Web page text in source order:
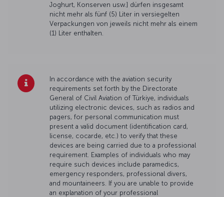
Joghurt, Konserven usw.] dürfen insgesamt
nicht mehr als fünf (5) Liter in versiegelten
Verpackungen von jeweils nicht mehr als einem
(1) Liter enthalten.
In accordance with the aviation security
requirements set forth by the Directorate
General of Civil Aviation of Türkiye, individuals
utilizing electronic devices, such as radios and
pagers, for personal communication must
present a valid document (identification card,
license, cocarde, etc.) to verify that these
devices are being carried due to a professional
requirement. Examples of individuals who may
require such devices include paramedics,
emergency responders, professional divers,
and mountaineers. If you are unable to provide
an explanation of your professional